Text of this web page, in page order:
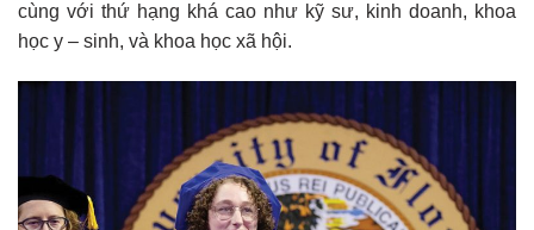
cùng với thứ hạng khá cao như kỹ sư, kinh doanh, khoa
học y – sinh, và khoa học xã hội.